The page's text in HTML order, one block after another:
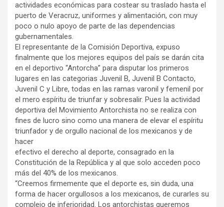
actividades económicas para costear su traslado hasta el
puerto de Veracruz, uniformes y alimentación, con muy
poco o nulo apoyo de parte de las dependencias
gubernamentales.
El representante de la Comisión Deportiva, expuso
finalmente que los mejores equipos del país se darán cita
en el deportivo “Antorcha” para disputar los primeros
lugares en las categorias Juvenil B, Juvenil B Contacto,
Juvenil C y Libre, todas en las ramas varonil y femenil por
el mero espíritu de triunfar y sobresalir. Pues la actividad
deportiva del Movimiento Antorchista no se realiza con
fines de lucro sino como una manera de elevar el espíritu
triunfador y de orgullo nacional de los mexicanos y de
hacer
efectivo el derecho al deporte, consagrado en la
Constitución de la República y al que solo acceden poco
más del 40% de los mexicanos.
“Creemos firmemente que el deporte es, sin duda, una
forma de hacer orgullosos a los mexicanos, de curarles su
complejo de inferioridad. Los antorchistas queremos